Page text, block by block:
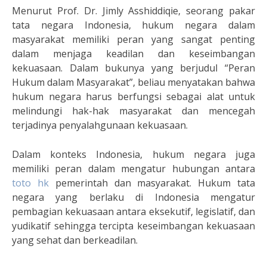
Menurut Prof. Dr. Jimly Asshiddiqie, seorang pakar
tata negara Indonesia, hukum negara dalam
masyarakat memiliki peran yang sangat penting
dalam menjaga keadilan dan keseimbangan
kekuasaan. Dalam bukunya yang berjudul “Peran
Hukum dalam Masyarakat”, beliau menyatakan bahwa
hukum negara harus berfungsi sebagai alat untuk
melindungi hak-hak masyarakat dan mencegah
terjadinya penyalahgunaan kekuasaan.
Dalam konteks Indonesia, hukum negara juga
memiliki peran dalam mengatur hubungan antara
toto hkpemerintah dan masyarakat. Hukum tata
negara yang berlaku di Indonesia mengatur
pembagian kekuasaan antara eksekutif, legislatif, dan
yudikatif sehingga tercipta keseimbangan kekuasaan
yang sehat dan berkeadilan.